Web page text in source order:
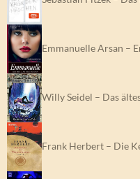
Emmanuelle Arsan –
Willy Seidel – Das
Frank Herbert – Die